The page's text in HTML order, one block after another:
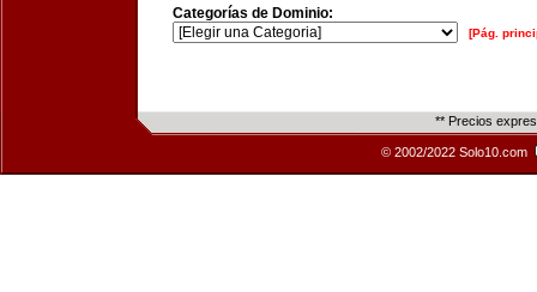
Categorías de Dominio:
[Pág.
** Precios
© 2002/2022 Solo10.com